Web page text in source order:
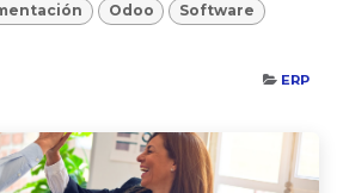
Odoo Software
ERP